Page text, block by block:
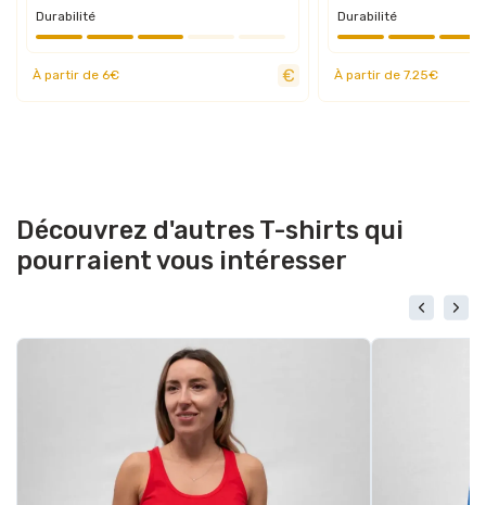
Durabilité
À partir de 6€
Durabilité
À partir de 7.25€
Découvrez d'autres T-shirts qui
pourraient vous intéresser